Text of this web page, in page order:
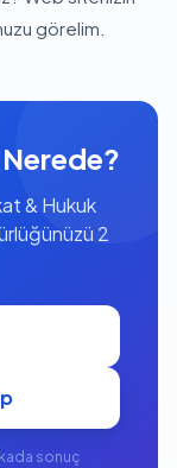
görelim.
& Hukuk
2
sonuç